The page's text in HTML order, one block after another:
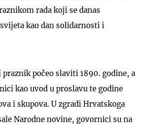
rada koji se danas
kao dan solidarnosti i
počeo slaviti 1890. godine, a
kao uvod u proslavu te godine
i skupova. U zgradi Hrvatskoga
Narodne novine, govornici su na